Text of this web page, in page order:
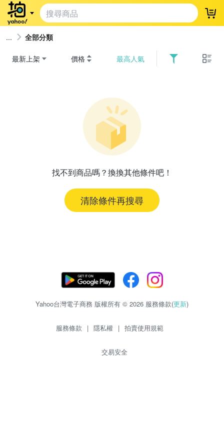
登
全部分類
最新上架 價格 最高人氣
找不到商品嗎？換換其他條件吧！
清除條件再搜尋
Yahoo台灣電子商務 版權所有 © 2026 服務條款(更新)
服務條款 | 隱私權 | 拍賣使用規範
交易安全